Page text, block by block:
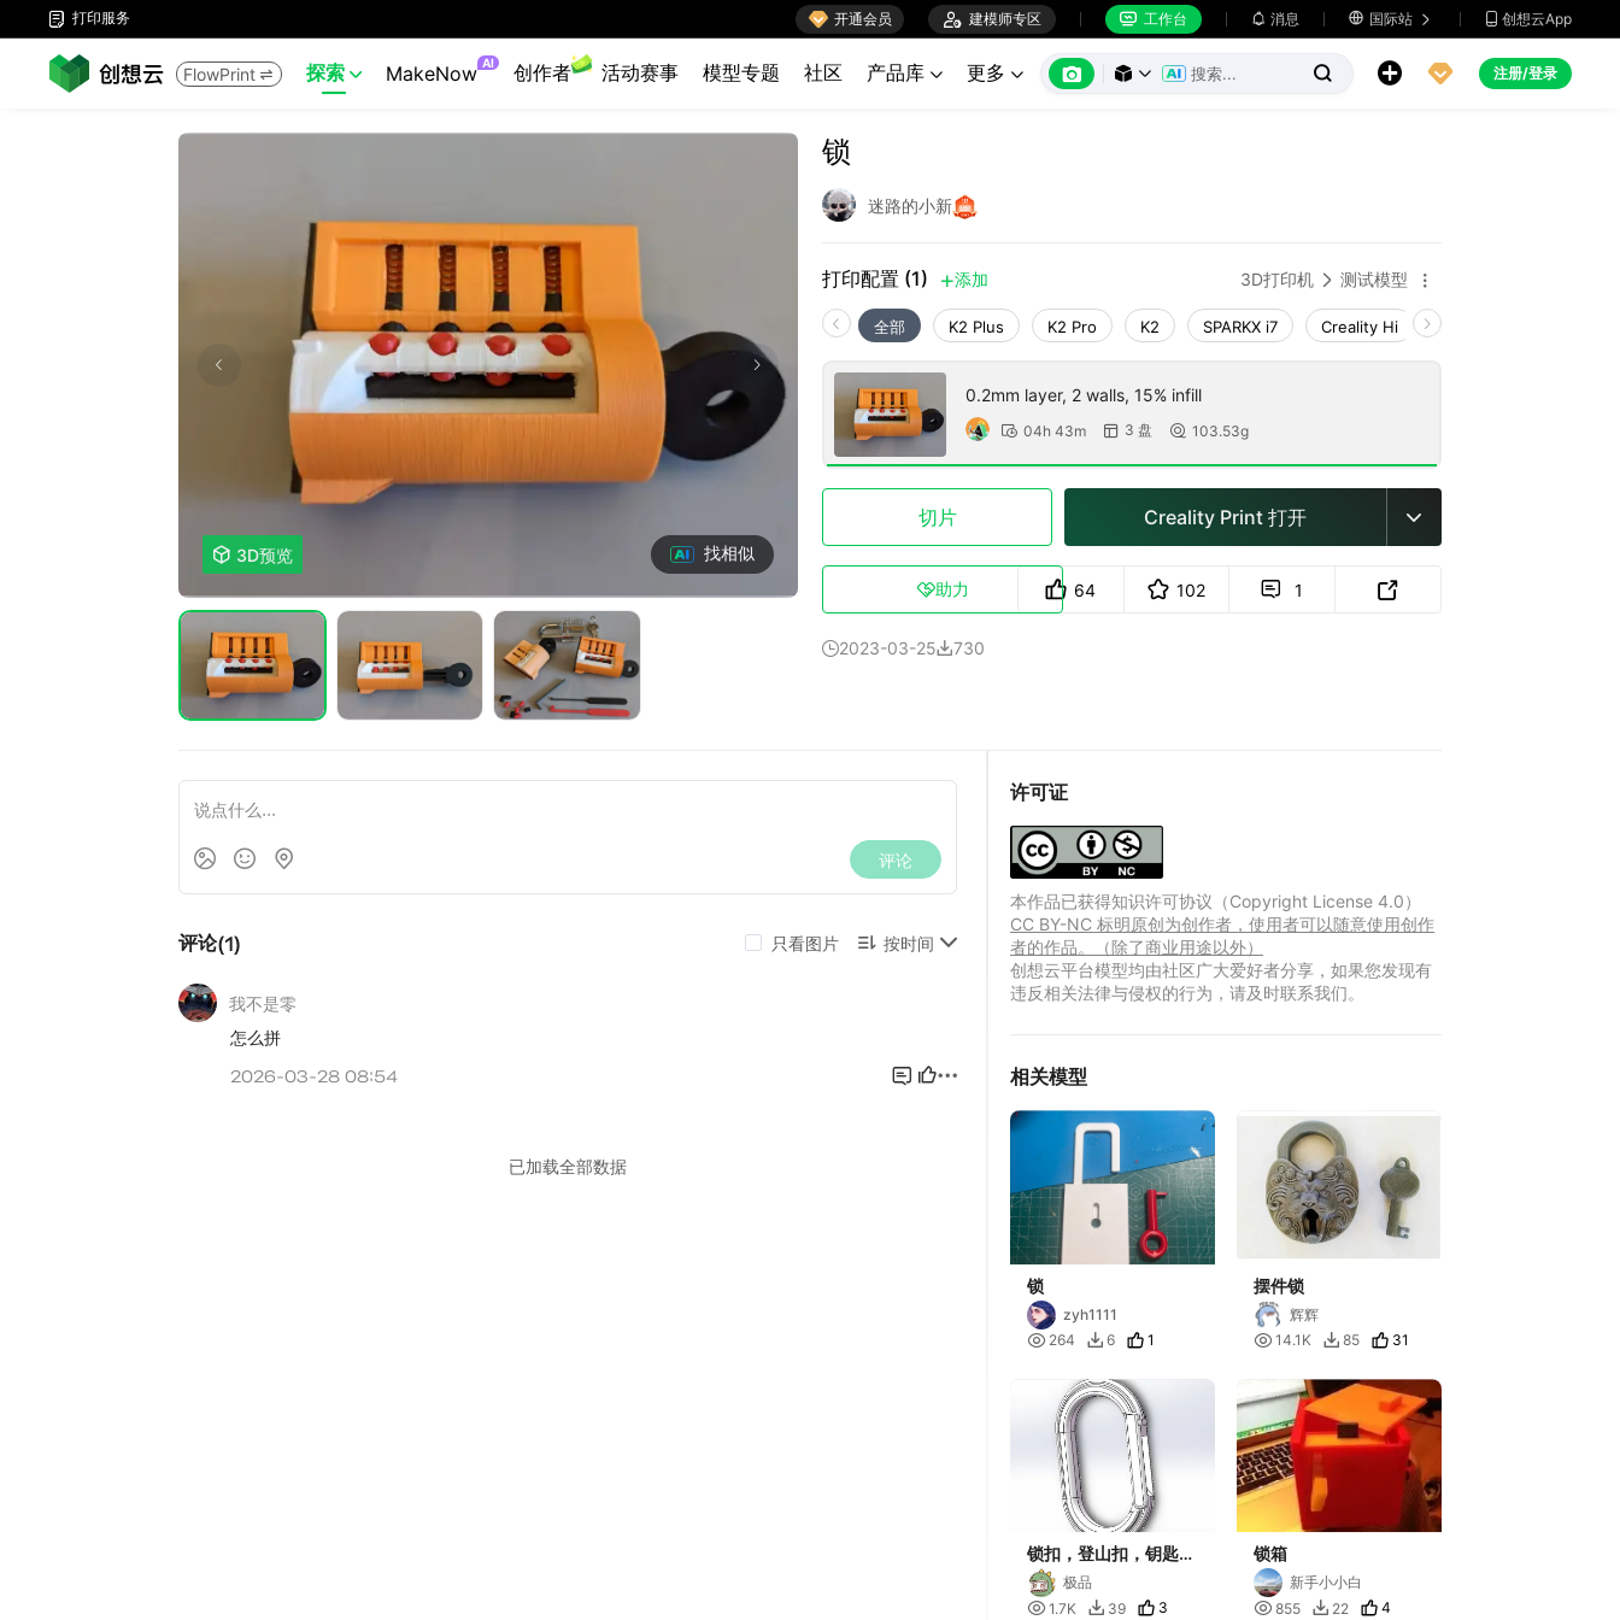
 打印服务  开通会员  建模师专区  工作台  消息  国际站   创想云App
FlowPrint  探索  MakeNow AI 创作者 活动赛事 模型专题 社区 产品库  更多        注册/登录
 3D预览 找相似
锁
迷路的小新
打印配置 (1) 添加 3D打印机  测试模型 
全部 K2 Plus K2 Pro K2 SPARKX i7 Creality Hi
0.2mm layer, 2 walls, 15% infill
 04h 43m  3 盘  103.53g
切片 Creality Print 打开 
助力 64 102  1 
2023-03-25730
许可证
本作品已获得知识许可协议（Copyright License 4.0）
CC BY-NC 标明原创为创作者，使用者可以随意使用创作
者的作品。（除了商业用途以外）
创想云平台模型均由社区广大爱好者分享，如果您发现有
违反相关法律与侵权的行为，请及时联系我们。
相关模型
锁
zyh1111
 264  6 1
摆件锁
辉辉
 14.1K  85 31
锁扣，登山扣，钥匙
扣，安全扣，塑料卡扣
极品
 1.7K  39 3
锁箱
新手小小白
 855  22 4